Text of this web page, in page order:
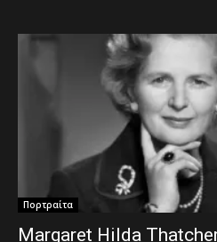
Πορτραίτα
Margaret Hilda